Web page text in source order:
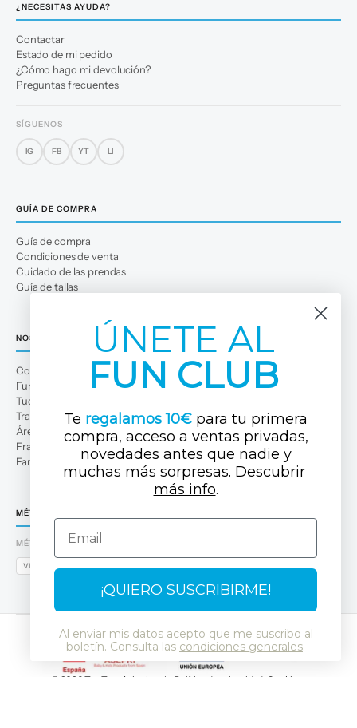
¿NECESITAS AYUDA?
Contactar
Estado de mi pedido
¿Cómo hago mi devolución?
Preguntas frecuentes
SÍGUENOS
IG FB YT LI
GUÍA DE COMPRA
Guía de compra
Condiciones de venta
Cuidado de las prendas
Guía de tallas
NOSOTROS
Conócenos
Fun Club
Tuc Tuc Planet
Trabaja con nosotros
Área profesional
Franquicias
Familias numerosas
MÉTODOS DE PAGO
MÉTODOS DE PAGO
VISA
© 2026 Tuc Tuc Aviso legal y Política de privacidad Cookies
ÚNETE AL
FUN CLUB
Te regalamos 10€ para tu primera
compra, acceso a ventas privadas,
novedades antes que nadie y
muchas más sorpresas. Descubrir ​
más info.
Email
¡QUIERO SUSCRIBIRME!
Al enviar mis datos acepto que me suscribo al
boletín. Consulta las condiciones generales.